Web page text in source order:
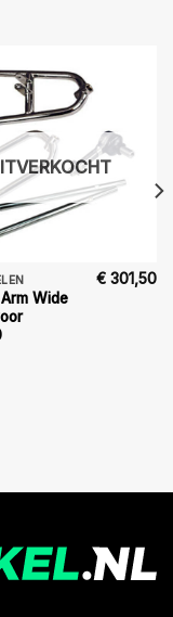
Wide
€ 301,50